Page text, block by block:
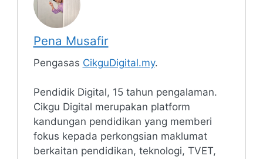
Pena Musafir
Pengasas CikguDigital.my.
Pendidik Digital, 15 tahun pengalaman.
Cikgu Digital merupakan platform
kandungan pendidikan yang memberi
fokus kepada perkongsian maklumat
berkaitan pendidikan, teknologi, TVET,